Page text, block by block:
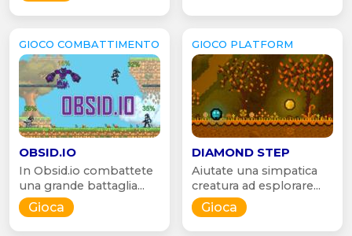
GIOCO COMBATTIMENTO
OBSID.IO
In Obsid.io combattete
una grande battaglia...
Gioca
GIOCO PLATFORM
DIAMOND STEP
Aiutate una simpatica
creatura ad esplorare...
Gioca